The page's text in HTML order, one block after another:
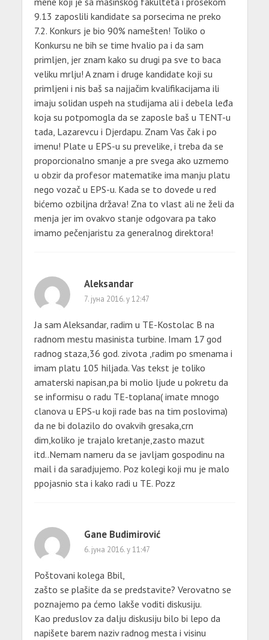
9.13 zaposlili kandidate sa porsecima ne preko
7.2. Konkurs je bio 90% namešten! Toliko o
Konkursu ne bih se time hvalio pa i da sam
primljen, jer znam kako su drugi pa sve to baca
veliku mrlju! A znam i druge kandidate koji su
primljeni i nis baš sa najjačim kvalifikacijama ili
imaju solidan uspeh na studijama ali i debela leđa
koja su potpomogla da se zaposle baš u TENT-u
tada, Lazarevcu i Djerdapu. Znam Vas čak i po
imenu! Plate u EPS-u su prevelike, i treba da se
proporcionalno smanje a pre svega ako uzmemo
u obzir da profesor matematike ima manju platu
nego vozač u EPS-u. Kada se to dovede u red
bićemo ozbiljna država! Zna to vlast ali ne želi da
menja jer im ovakvo stanje odgovara pa tako
imamo pečenjaristu za generalnog direktora!
Aleksandar
7. јуна 2016. у 12:47
Ja sam Aleksandar, radim u TE-Kostolac B na
radnom mestu masinista turbine. Imam 17 god
radnog staza,36 god. zivota ,radim po smenama i
imam platu 105 hiljada. Vas tekst je toliko
amaterski napisan,pa bi molio ljude u pokretu da
se informisu o radu TE-toplana( imate mnogo
clanova u EPS-u koji rade bas na tim poslovima)
da ne bi dolazilo do ovakvih gresaka,crn
dim,koliko je trajalo kretanje,zasto mazut
itd..Nemam nameru da se javljam gospodinu na
mail i da saradjujemo. Poz kolegi koji mu je malo
ppojasnio sta i kako radi u TE. Pozz
Gane Budimirović
6. јуна 2016. у 11:47
Poštovani kolega Bbil,
zašto se plašite da se predstavite? Verovatno se
poznajemo pa ćemo lakše voditi diskusiju.
Kao preduslov za dalju diskusiju bilo bi lepo da
napišete barem naziv radnog mesta i visinu